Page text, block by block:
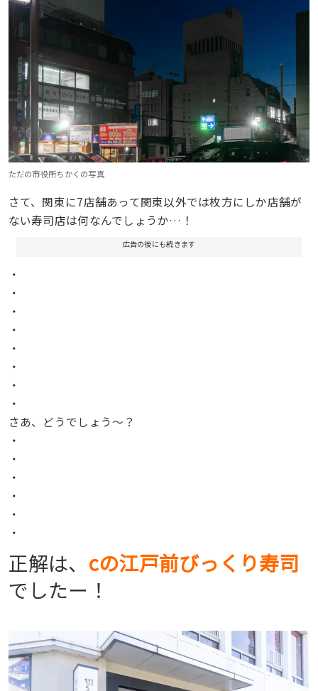
ただの市役所ちかくの写真
さて、関東に7店舗あって関東以外では枚方にしか店舗が
ない寿司店は何なんでしょうか…！
広告の後にも続きます
・
・
・
・
・
・
・
・
さあ、どうでしょう〜？
・
・
・
・
・
・
正解は、 cの江戸前びっくり寿司
でしたー！